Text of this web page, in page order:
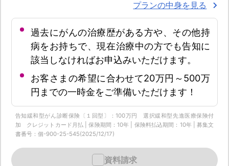
プランの中身を見る
過去にがんの治療歴がある方や、その他持
病をお持ちで、現在治療中の方でも告知に
該当しなければお申込みいただけます。
お客さまの希望に合わせて20万円～500万
円までの一時金をご準備いただけます！
告知緩和型がん診断保険〔１回型〕：100万円 選択緩和型先進医療保険付
加 クレジットカード月払 | 保険期間：10年 | 保険料払込期間：10年 | 募集文
書番号：個-900-25-545(2025/12/17)
資料請求